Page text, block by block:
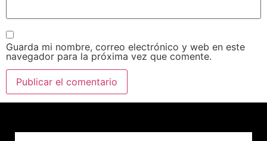
Guarda mi nombre, correo electrónico y web en este
navegador para la próxima vez que comente.